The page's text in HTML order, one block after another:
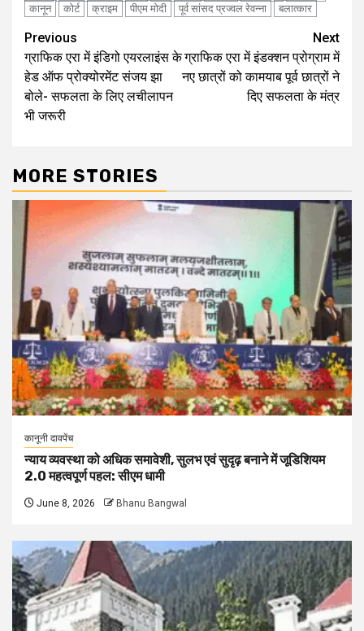
कानून
कोर्ट क्राइम पीएम मोदी पूर्व सांसद प्रज्वल रेवन्ना बलात्कार
Continue
Reading
Previous
ग्राफिक एरा में इंडिगो एयरलाइंस के
हेड ऑफ प्रोक्योरमेंट संजय झा
बोले- सफलता के लिए लचीलापन
भी जरूरी
Next
ग्राफिक एरा में इंडक्शन प्रोग्राम में
नए छात्रों को कामयाब पूर्व छात्रों ने
दिए सफलता के मंत्र
MORE STORIES
कानूनी दावपेंच
न्याय व्यवस्था को अधिक समावेशी, सुलभ एवं सुदृढ़ बनाने में जूडिशियम
2.0 महत्वपूर्ण पहल: सीएम धामी
June 8, 2026 Bhanu Bangwal